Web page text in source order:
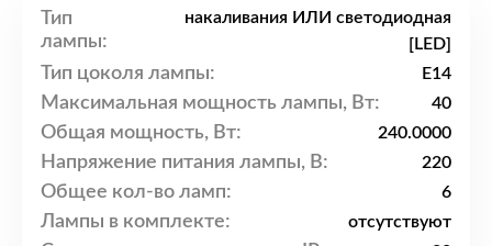
Тип
лампы:
накаливания ИЛИ светодиодная
[LED]
Тип цоколя лампы: E14
Максимальная мощность лампы, Вт: 40
Общая мощность, Вт: 240.0000
Напряжение питания лампы, В: 220
Общее кол-во ламп: 6
Лампы в комплекте: отсутствуют